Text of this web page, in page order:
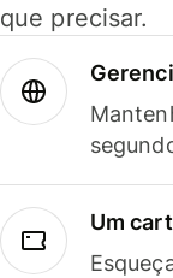
que precisar.
Um